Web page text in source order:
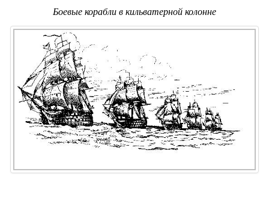
Боевые корабли в кильватерной колонне